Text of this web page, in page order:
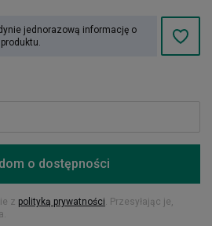
jednorazową informację o
o dostępności
z polityką prywatności. Przesyłając je,